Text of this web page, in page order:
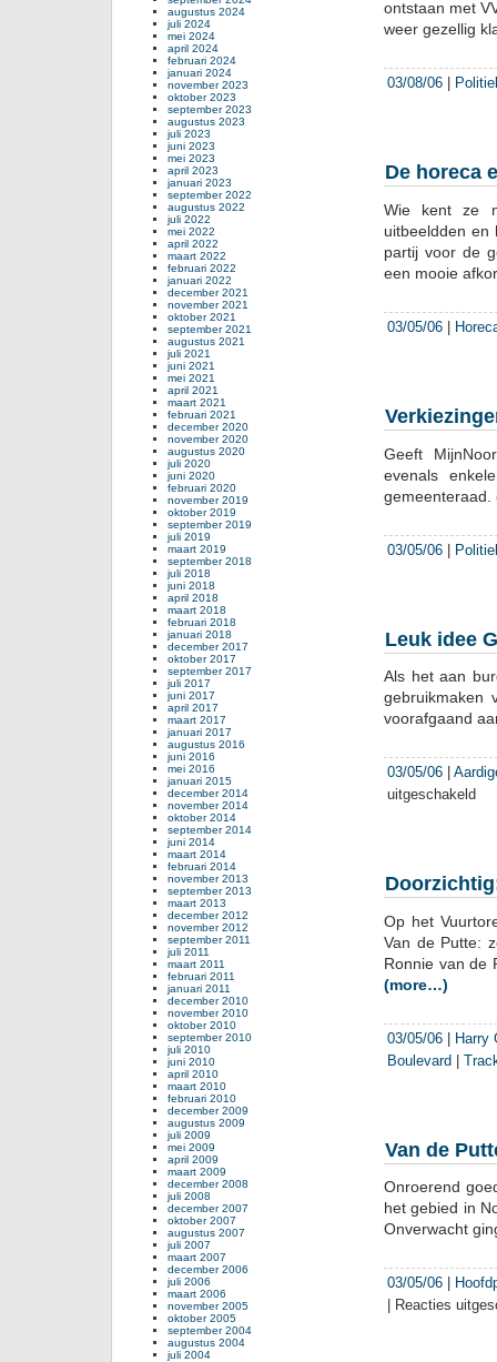
ontstaan met
weer gezellig
03/08/06
De horeca
Wie kent ze
uitbeeldden en
partij voor de
een mooie
03/05/06
Geeft
evenals
gemeenteraad.
03/05/06 |
Leuk idee
Als het aan
gebruikmaken
voorafgaand
03/05/06
uitgeschakeldvoor
op
Op het
Van de Putte:
Ronnie van de
(more…)
03/05/06
Harry
Boulevard
Van de
Onroerend
het gebied in
Onverwacht
03/05/06
Reacties
augustus 2024
juli 2024
mei 2024
april 2024
februari 2024
januari 2024
november 2023
oktober 2023
september 2023
augustus 2023
juli 2023
juni 2023
mei 2023
april 2023
januari 2023
september 2022
augustus 2022
juli 2022
mei 2022
april 2022
maart 2022
februari 2022
januari 2022
december 2021
november 2021
oktober 2021
september 2021
augustus 2021
juli 2021
juni 2021
mei 2021
april 2021
maart 2021
februari 2021
december 2020
november 2020
augustus 2020
juli 2020
juni 2020
februari 2020
november 2019
oktober 2019
september 2019
juli 2019
maart 2019
september 2018
juli 2018
juni 2018
april 2018
maart 2018
februari 2018
januari 2018
december 2017
oktober 2017
september 2017
juli 2017
juni 2017
april 2017
maart 2017
januari 2017
augustus 2016
juni 2016
mei 2016
januari 2015
december 2014
november 2014
oktober 2014
september 2014
juni 2014
maart 2014
februari 2014
november 2013
september 2013
maart 2013
december 2012
november 2012
september 2011
juli 2011
maart 2011
februari 2011
januari 2011
december 2010
november 2010
oktober 2010
september 2010
juli 2010
juni 2010
april 2010
maart 2010
februari 2010
december 2009
augustus 2009
juli 2009
mei 2009
april 2009
maart 2009
december 2008
juli 2008
december 2007
oktober 2007
augustus 2007
juli 2007
maart 2007
december 2006
juli 2006
maart 2006
november 2005
oktober 2005
september 2004
augustus 2004
juli 2004